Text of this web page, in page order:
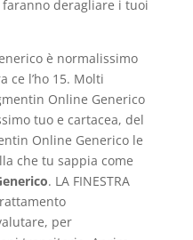
deragliare i tuoi
è normalissimo
ce l’ho 15. Molti
Online Generico
tuo e cartacea, del
Online Generico le
che tu sappia come
. LA FINESTRA
per